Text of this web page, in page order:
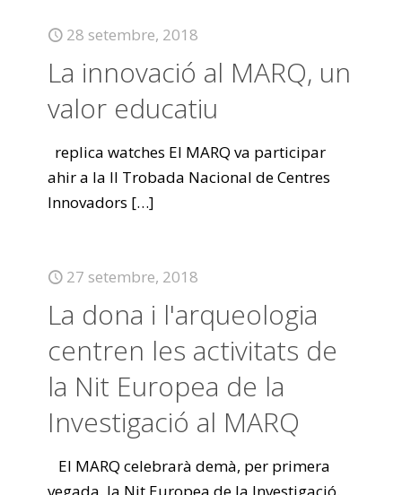
28 setembre, 2018
La innovació al MARQ, un
valor educatiu
replica watches El MARQ va participar
ahir a la II Trobada Nacional de Centres
Innovadors […]
27 setembre, 2018
La dona i l'arqueologia
centren les activitats de
la Nit Europea de la
Investigació al MARQ
El MARQ celebrarà demà, per primera